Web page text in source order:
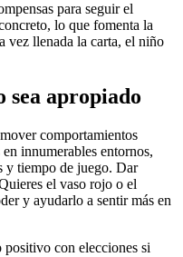
para seguir el
lo que fomenta la
vez llenada la carta, el niño
sea apropiado
comportamientos
innumerables entornos,
y tiempo de juego. Dar
el vaso rojo o el
y ayudarlo a sentir más en
con elecciones si